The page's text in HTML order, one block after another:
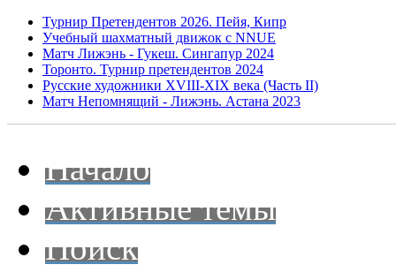
Турнир Претендентов 2026. Пейя, Кипр
Учебный шахматный движок с NNUE
Матч Лижэнь - Гукеш. Сингапур 2024
Торонто. Турнир претендентов 2024
Русские художники XVIII-XIX века (Часть II)
Матч Непомнящий - Лижэнь. Астана 2023
Начало
Активные темы
Поиск